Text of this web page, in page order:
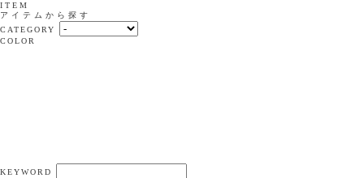
ITEM
アイテムから探す
CATEGORY
COLOR
KEYWORD